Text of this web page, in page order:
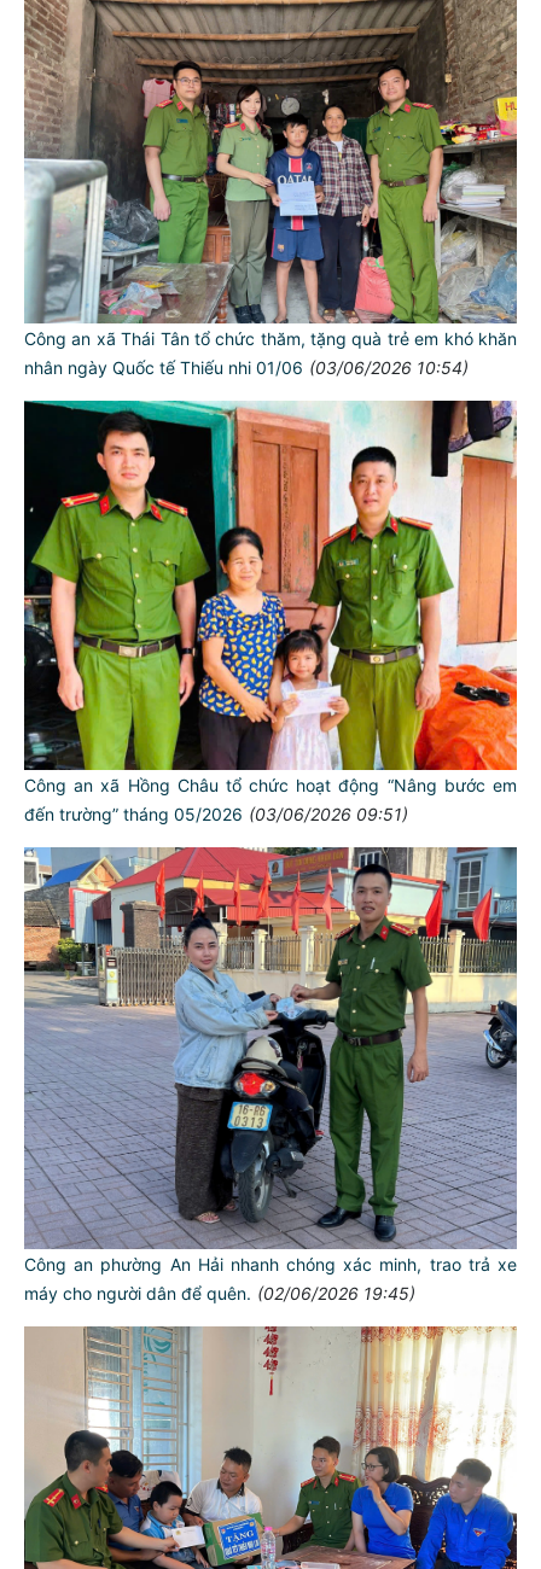
Công an xã Thái Tân tổ chức thăm, tặng quà trẻ em khó khăn
nhân ngày Quốc tế Thiếu nhi 01/06 (03/06/2026 10:54)
Công an xã Hồng Châu tổ chức hoạt động “Nâng bước em
đến trường” tháng 05/2026 (03/06/2026 09:51)
Công an phường An Hải nhanh chóng xác minh, trao trả xe
máy cho người dân để quên. (02/06/2026 19:45)